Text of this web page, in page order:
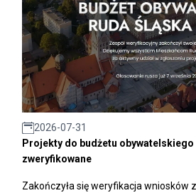
2026-07-31
Projekty do budżetu obywatelskiego
zweryfikowane
Zakończyła się weryfikacja wniosków